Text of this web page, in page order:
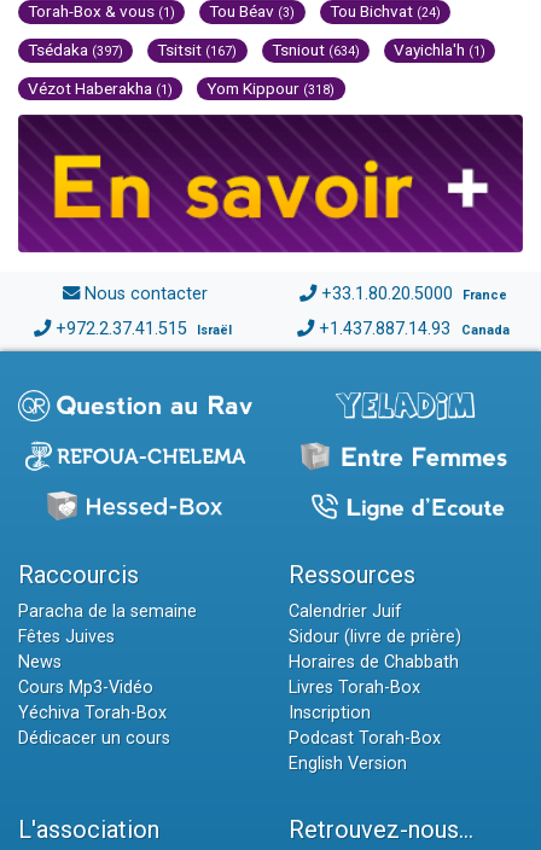
Torah-Box & vous (1) Tou Béav (3) Tou Bichvat (24)
Tsédaka (397) Tsitsit (167) Tsniout (634) Vayichla'h (1)
Vézot Haberakha (1) Yom Kippour (318)
Nous contacter +33.1.80.20.5000 France
+972.2.37.41.515 Israël +1.437.887.14.93 Canada
Raccourcis
Paracha de la semaine
Fêtes Juives
News
Cours Mp3-Vidéo
Yéchiva Torah-Box
Dédicacer un cours
Ressources
Calendrier Juif
Sidour (livre de prière)
Horaires de Chabbath
Livres Torah-Box
Inscription
Podcast Torah-Box
English Version
L'association Retrouvez-nous...